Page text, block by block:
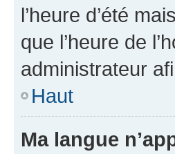
l’heure d’été
que l’heure de
administrateur
Haut
Ma langue